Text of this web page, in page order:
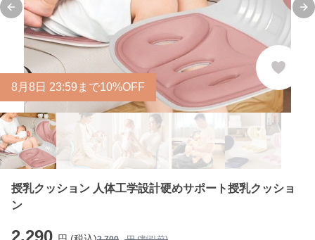
Previous slide
8 月 8 日 23:59まで10%OFF
授乳クッション 人体工学設計硬めサポート授乳クッショ
ン
2,290